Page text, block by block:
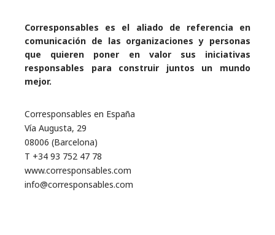
Corresponsables es el aliado de referencia en
comunicación de las organizaciones y personas
que quieren poner en valor sus iniciativas
responsables para construir juntos un mundo
mejor.
Corresponsables en España
Vía Augusta, 29
08006 (Barcelona)
T +34 93 752 47 78
www.corresponsables.com
info@corresponsables.com